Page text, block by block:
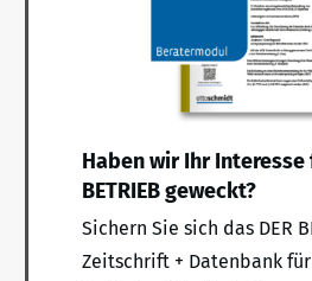
Haben wir Ihr Interesse
BETRIEB geweckt?
Sichern Sie sich das DER
Zeitschrift + Datenbank für